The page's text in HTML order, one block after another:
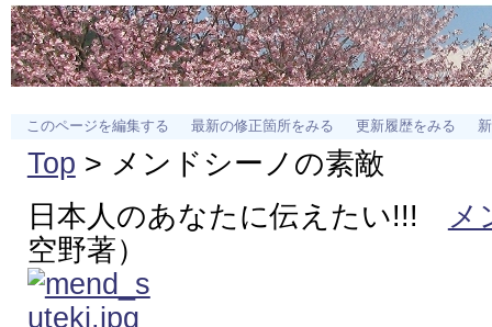
このページを編集する 最新の修正箇所をみる 更新履歴をみる
Top > メンドシーノの素敵
日本人のあなたに伝えたい!!!
メ
空野著）